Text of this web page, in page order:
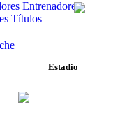
Entrenadores
Títulos
Estadio